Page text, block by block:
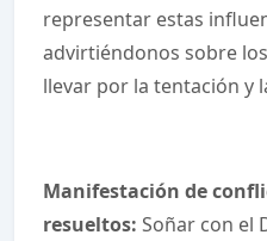
representar estas
advirtiéndonos sobre
llevar por la tentación y
Manifestación de
resueltos: Soñar con el